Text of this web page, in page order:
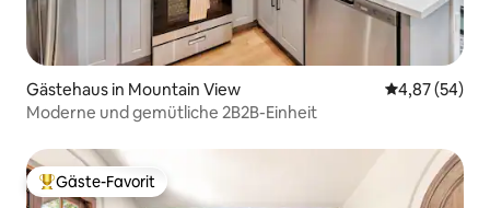
Gästehaus in Mountain View
4,87 (54)
Moderne und gemütliche 2B2B-Einheit
Beliebter Gäste-Favorit.
Gäste-Favorit